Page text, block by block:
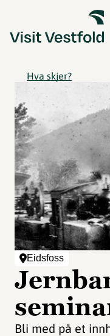
Hva skjer?
Eidsfoss
Bli med på et